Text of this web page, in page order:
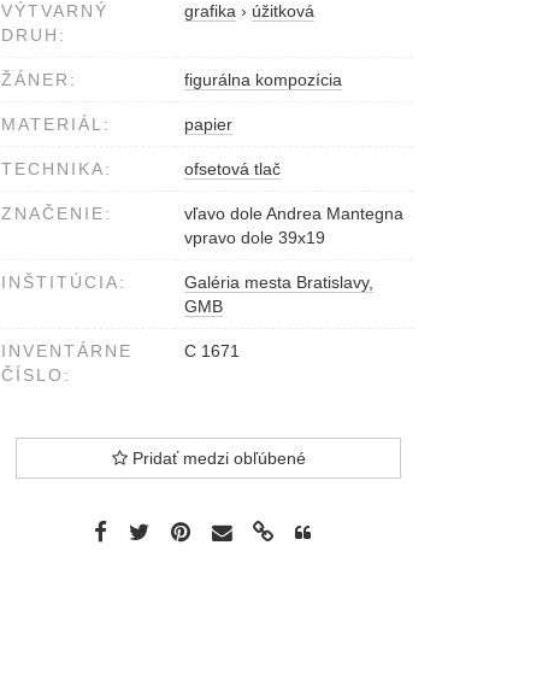
VÝTVARNÝ
DRUH:
grafika › úžitková
ŽÁNER: figurálna kompozícia
MATERIÁL: papier
TECHNIKA: ofsetová tlač
ZNAČENIE:
vľavo dole Andrea Mantegna
vpravo dole 39x19
INŠTITÚCIA:
Galéria mesta Bratislavy,
GMB
INVENTÁRNE
ČÍSLO:
C 1671
Pridať medzi obľúbené